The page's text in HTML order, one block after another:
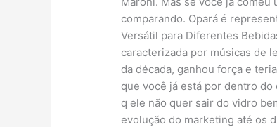
comparando. Opará é
Versátil para Diferentes
caracterizada por músicas de
da década, ganhou força e
que você já está por dentro
q ele não quer sair do vidro
evolução do marketing até os